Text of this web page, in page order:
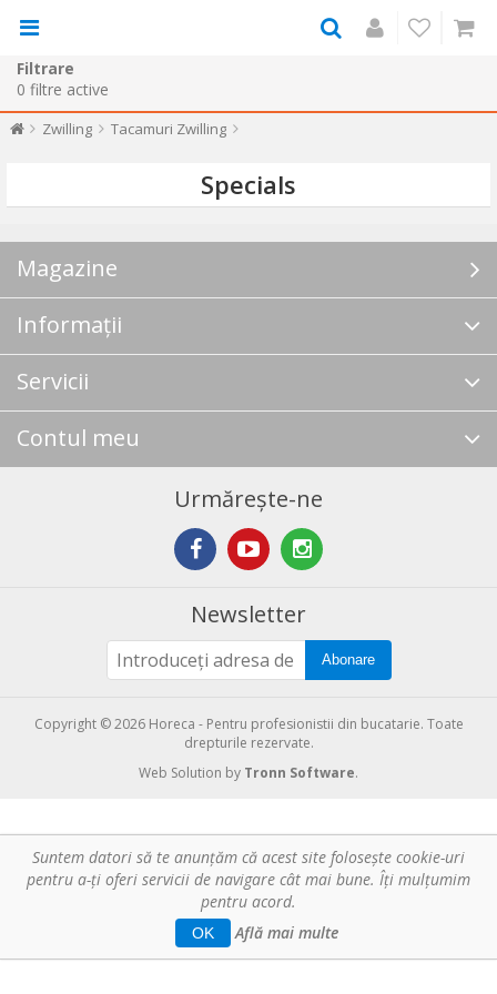
Filtrare
0 filtre active
Zwilling Tacamuri Zwilling
Specials
Magazine
Informații
Servicii
Contul meu
Urmărește-ne
Newsletter
Abonare
Copyright © 2026 Horeca - Pentru profesionistii din bucatarie. Toate
drepturile rezervate.
Web Solution by Tronn Software.
Suntem datori să te anunţăm că acest site foloseşte cookie-uri
pentru a-ți oferi servicii de navigare cât mai bune. Îţi mulțumim
pentru acord.
OK Află mai multe